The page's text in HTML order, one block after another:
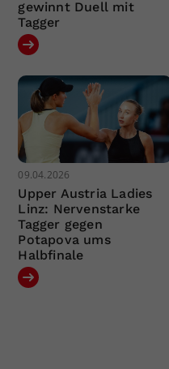
gewinnt Duell mit
Tagger
09.04.2026
Upper Austria Ladies
Linz: Nervenstarke
Tagger gegen
Potapova ums
Halbfinale